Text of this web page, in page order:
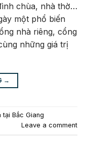
chùa, nhà thờ…
một phổ biến
nhà riêng, cổng
những giá trị
→
tại Bắc Giang
Leave a comment